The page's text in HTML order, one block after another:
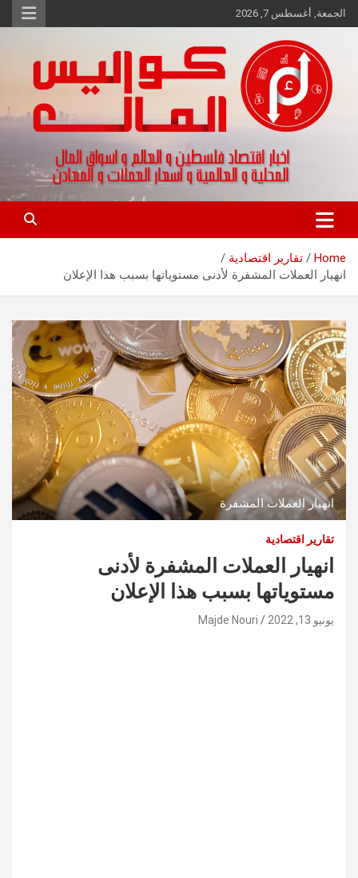
Skip
to
الجمعة, أغسطس 7, 2026
كواليس المال
اخبار اقتصاد فلسطين و العالم و تقارير اسواق المال و العملات
Home
تقارير اقتصادية
انهيار العملات المشفرة لأدنى مستوياتها بسبب هذا الإعلان
انهيار العملات المشفرة
تقارير اقتصادية
انهيار العملات المشفرة لأدنى
مستوياتها بسبب هذا الإعلان
يونيو 13, 2022 Majde Nouri